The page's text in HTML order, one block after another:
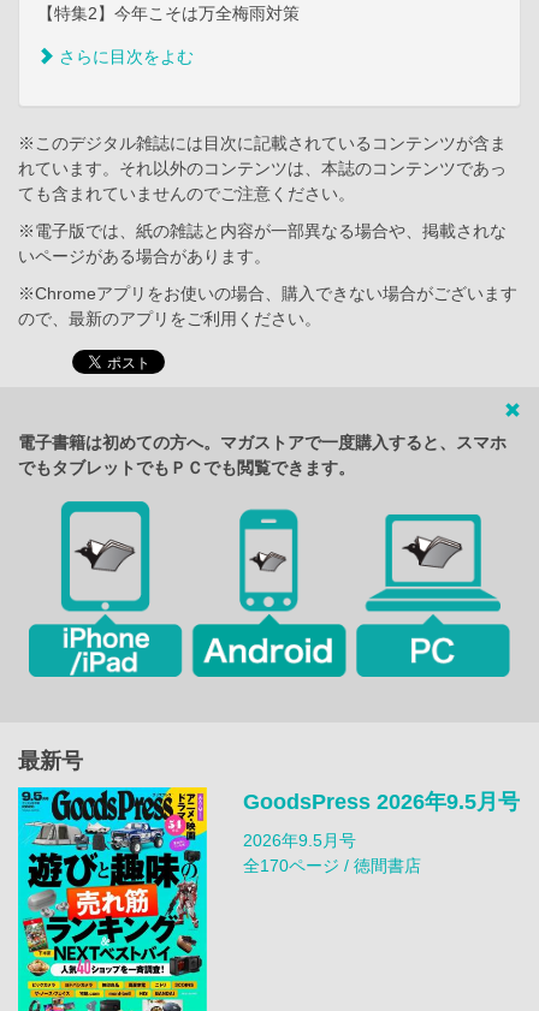
【特集2】今年こそは万全梅雨対策
さらに目次をよむ
※このデジタル雑誌には目次に記載されているコンテンツが含ま
れています。それ以外のコンテンツは、本誌のコンテンツであっ
ても含まれていませんのでご注意ください。
※電子版では、紙の雑誌と内容が一部異なる場合や、掲載されな
いページがある場合があります。
※Chromeアプリをお使いの場合、購入できない場合がございます
ので、最新のアプリをご利用ください。
電子書籍は初めての方へ。マガストアで一度購入すると、スマホ
でもタブレットでもＰＣでも閲覧できます。
最新号
GoodsPress 2026年9.5月号
2026年9.5月号
全170ページ / 徳間書店